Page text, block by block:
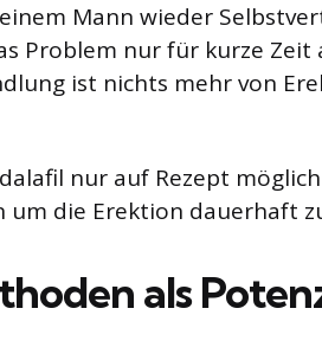
Mann wieder
Problem nur für kurze Zeit
ist nichts mehr von
nur auf Rezept
die Erektion dauerhaft
als